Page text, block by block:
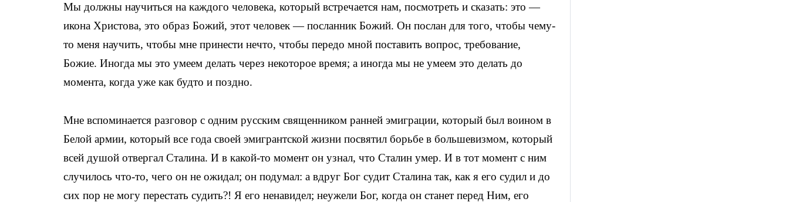
Мы должны научиться на каждого человека, который встречается нам, посмотреть и сказать: это —
икона Христова, это образ Божий, этот человек — посланник Божий. Он послан для того, чтобы чему-
то меня научить, чтобы мне принести нечто, чтобы передо мной поставить вопрос, требование,
Божие. Иногда мы это умеем делать через некоторое время; а иногда мы не умеем это делать до
момента, когда уже как будто и поздно.
Мне вспоминается разговор с одним русским священником ранней эмиграции, который был воином в
Белой армии, который все года своей эмигрантской жизни посвятил борьбе в большевизмом, который
всей душой отвергал Сталина. И в какой-то момент он узнал, что Сталин умер. И в тот момент с ним
случилось что-то, чего он не ожидал; он подумал: а вдруг Бог судит Сталина так, как я его судил и до
сих пор не могу перестать судить?! Я его ненавидел; неужели Бог, когда он станет перед Ним, его